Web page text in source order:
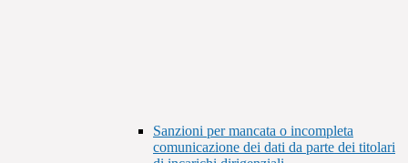
Sanzioni per mancata o incompleta
comunicazione dei dati da parte dei titolari